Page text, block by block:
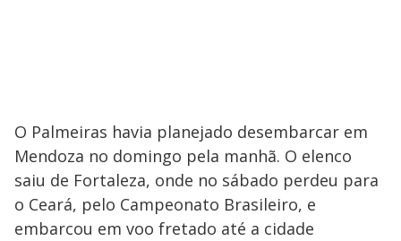
O Palmeiras havia planejado desembarcar em
Mendoza no domingo pela manhã. O elenco
saiu de Fortaleza, onde no sábado perdeu para
o Ceará, pelo Campeonato Brasileiro, e
embarcou em voo fretado até a cidade